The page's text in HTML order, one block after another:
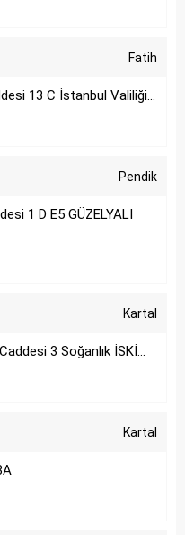
Fatih
13 C İstanbul Valiliği...
Pendik
1 D E5 GÜZELYALI
Kartal
3 Soğanlık İSKİ...
Kartal